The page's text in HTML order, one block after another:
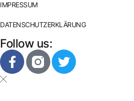
IMPRESSUM
DATENSCHUTZERKLÄRUNG
Follow us: